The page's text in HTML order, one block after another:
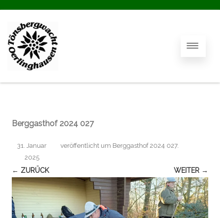
Berggasthof 2024 027
veröffentlicht
31. Januar
2025
um Berggasthof 2024 027.
← ZURÜCK WEITER →